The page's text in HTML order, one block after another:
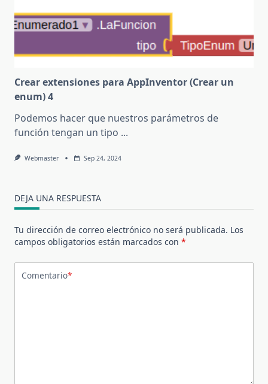
Crear extensiones para AppInventor (Crear un
enum) 4
Podemos hacer que nuestros parámetros de
función tengan un tipo ...
Webmaster Sep 24, 2024
DEJA UNA RESPUESTA
Tu dirección de correo electrónico no será publicada. Los
campos obligatorios están marcados con *
Comentario*